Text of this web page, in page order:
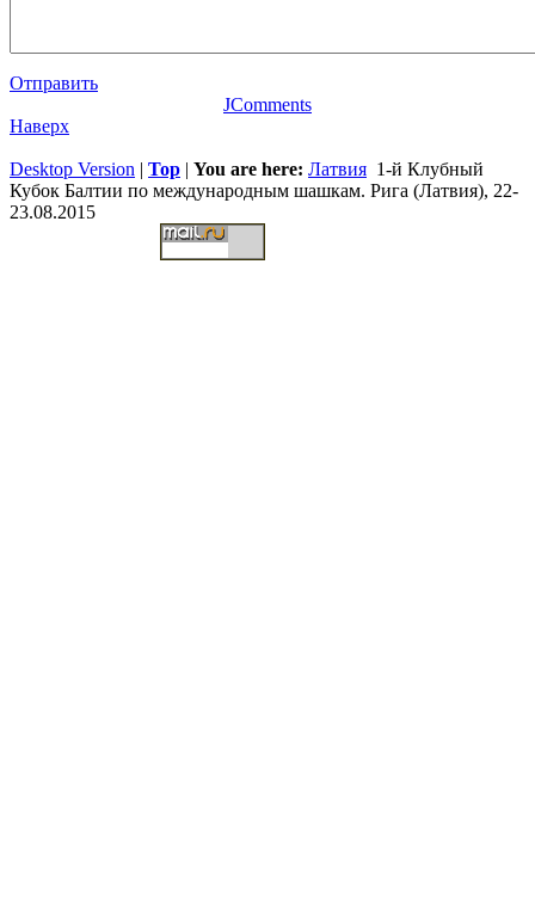
Отправить
JComments
Наверх
Desktop Version | Top | You are here: Латвия 1-й Клубный
Кубок Балтии по международным шашкам. Рига (Латвия), 22-
23.08.2015